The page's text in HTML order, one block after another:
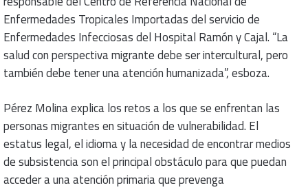
Enfermedades Tropicales Importadas del servicio de
Enfermedades Infecciosas del Hospital Ramón y Cajal. “La
salud con perspectiva migrante debe ser intercultural, pero
también debe tener una atención humanizada”, esboza.
Pérez Molina explica los retos a los que se enfrentan las
personas migrantes en situación de vulnerabilidad. El
estatus legal, el idioma y la necesidad de encontrar medios
de subsistencia son el principal obstáculo para que puedan
acceder a una atención primaria que prevenga